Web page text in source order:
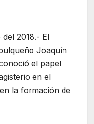
2018.- El
Joaquín
el papel
en el
la formación de